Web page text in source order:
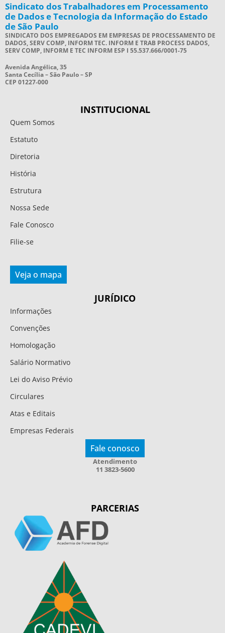
Sindicato dos Trabalhadores em Processamento
de Dados e Tecnologia da Informação do Estado
de São Paulo
SINDICATO DOS EMPREGADOS EM EMPRESAS DE PROCESSAMENTO DE
DADOS, SERV COMP, INFORM TEC. INFORM E TRAB PROCESS DADOS,
SERV COMP, INFORM E TEC INFORM ESP I 55.537.666/0001-75
Avenida Angélica, 35
Santa Cecília – São Paulo – SP
CEP 01227-000
INSTITUCIONAL
Quem Somos
Estatuto
Diretoria
História
Estrutura
Nossa Sede
Fale Conosco
Filie-se
Veja o mapa
JURÍDICO
Informações
Convenções
Homologação
Salário Normativo
Lei do Aviso Prévio
Circulares
Atas e Editais
Empresas Federais
Fale conosco
Atendimento
11 3823-5600
PARCERIAS